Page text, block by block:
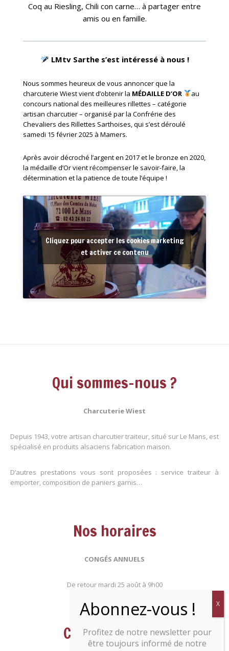
Coq au Riesling, Chili con carne… à partager entre
amis ou en famille.
LMtv Sarthe s’est intéressé à nous !
Nous sommes heureux de vous annoncer que la
charcuterie Wiest vient d’obtenir la MÉDAILLE D’OR
au
concours national des meilleures rillettes – catégorie
artisan charcutier – organisé par la Confrérie des
Chevaliers des Rillettes Sarthoises, qui s’est déroulé
samedi 15 février 2025 à Mamers.
Après avoir décroché l’argent en 2017 et le bronze en 2020,
la médaille d’Or vient récompenser le savoir-faire, la
détermination et la patience de toute l’équipe !
Cliquez pour accepter les cookies marketing
et activer ce contenu
Qui sommes-nous ?
Charcuterie Wiest
Depuis 1943, votre artisan charcutier traiteur, situé sur Le Mans, est
spécialisé en produits alsaciens fabrication maison.
D’autres prestations vous sont proposées : service traiteur à
emporter, composition de paniers garnis…
Nos horaires
CONGÉS ANNUELS
De retour mardi 25 août à 9h00
Contactez-nous
Profitez de notre newsletter pour
être toujours informé de notre